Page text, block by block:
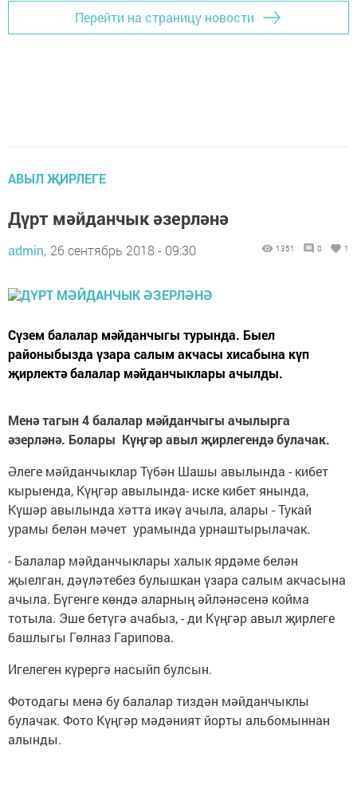
Перейти на страницу новости
АВЫЛ ҖИРЛЕГЕ
Дүрт мәйданчык әзерләнә
admin, 26 сентябрь 2018 - 09:30 1351 0 1
Сүзем балалар мәйданчыгы турында. Быел
районыбызда үзара салым акчасы хисабына күп
җирлектә балалар мәйданчыклары ачылды.
Менә тагын 4 балалар мәйданчыгы ачылырга
әзерләнә. Болары Күңгәр авыл җирлегендә булачак.
Әлеге мәйданчыклар Түбән Шашы авылында - кибет
кырыенда, Күңгәр авылында- иске кибет янында,
Күшәр авылында хәтта икәү ачыла, алары - Тукай
урамы белән мәчет урамында урнаштырылачак.
- Балалар мәйданчыклары халык ярдәме белән
җыелган, дәүләтебез булышкан үзара салым акчасына
ачыла. Бүгенге көндә аларның әйләнәсенә койма
тотыла. Эше бетүгә ачабыз, - ди Күңгәр авыл җирлеге
башлыгы Гөлназ Гарипова.
Игелеген күрергә насыйп булсын.
Фотодагы менә бу балалар тиздән мәйданчыклы
булачак. Фото Күңгәр мәдәният йорты альбомыннан
алынды.